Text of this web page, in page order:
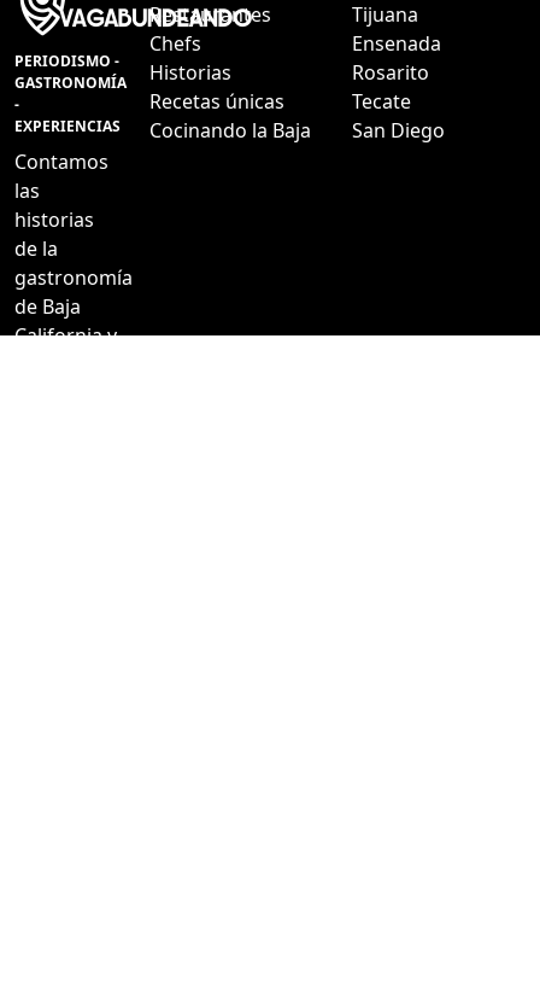
PERIODISMO -
GASTRONOMÍA
-
EXPERIENCIAS
Contamos
las
historias
de la
gastronomía
de Baja
California y
Restaurantes
Chefs
Historias
Recetas únicas
Cocinando la Baja
Tijuana
Ensenada
Rosarito
Tecate
San Diego